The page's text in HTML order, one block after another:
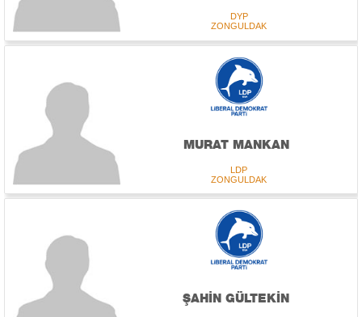
DYP
ZONGULDAK
MURAT MANKAN
LDP
ZONGULDAK
ŞAHİN GÜLTEKİN